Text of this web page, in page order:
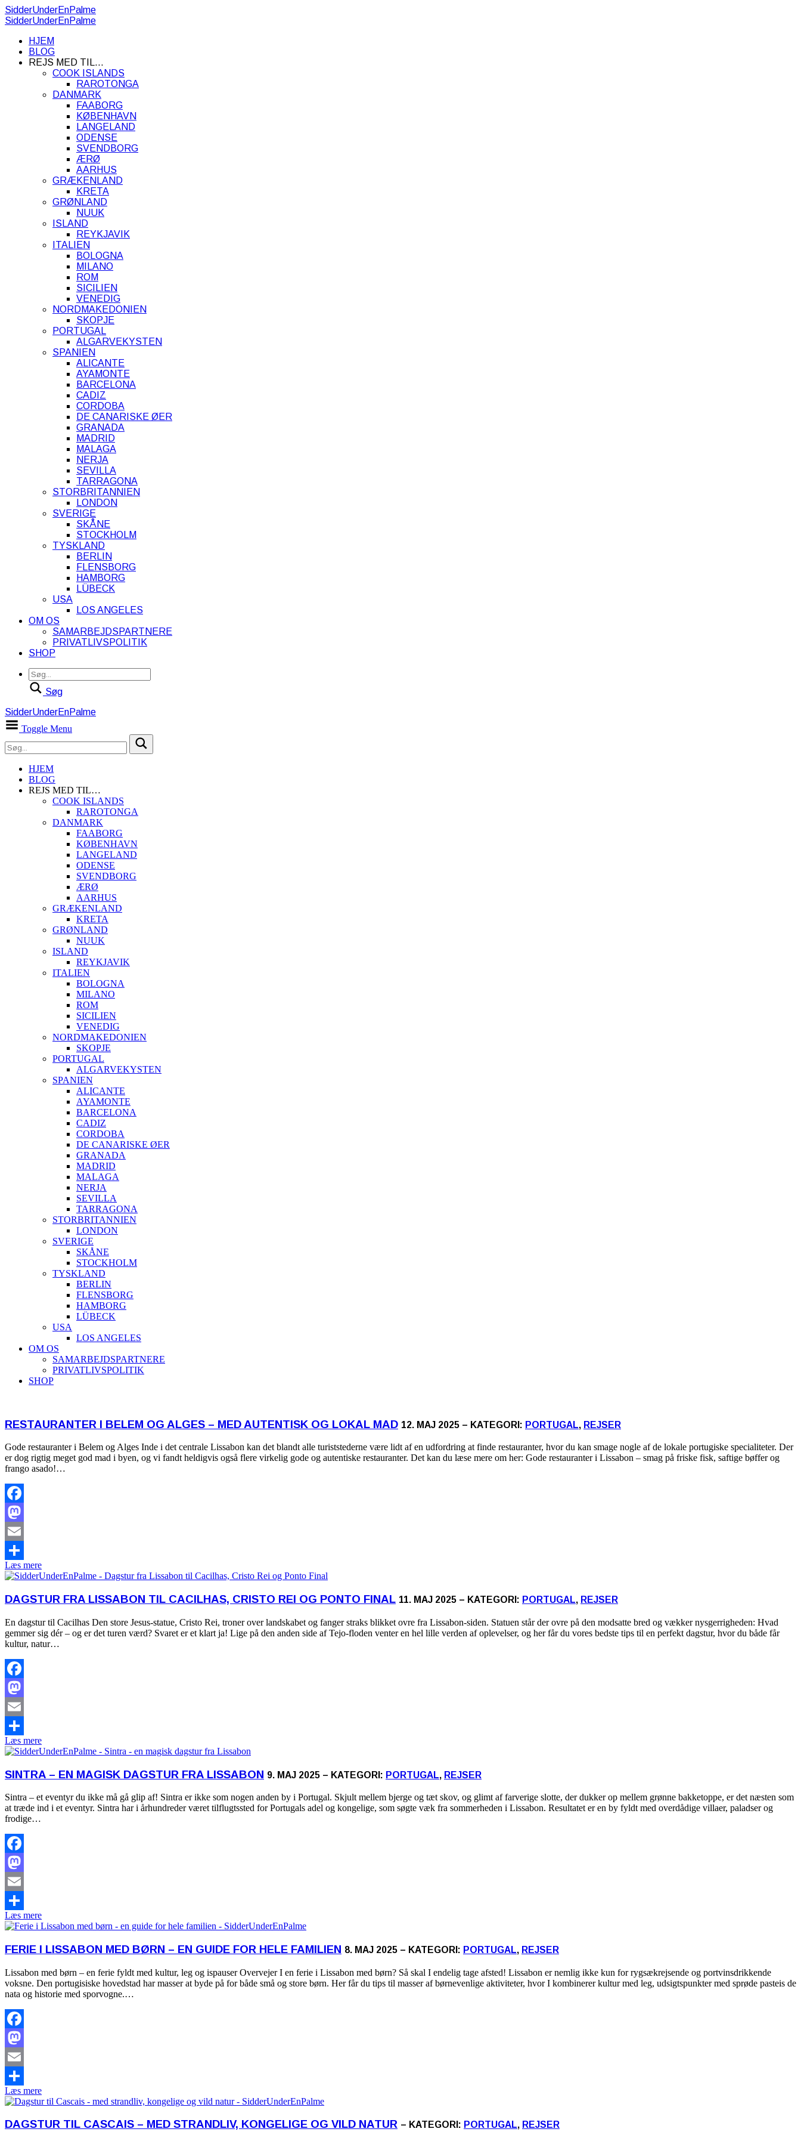
SidderUnderEnPalme
SidderUnderEnPalme
HJEM
BLOG
REJS MED TIL…
COOK ISLANDS
RAROTONGA
DANMARK
FAABORG
KØBENHAVN
LANGELAND
ODENSE
SVENDBORG
ÆRØ
AARHUS
GRÆKENLAND
KRETA
GRØNLAND
NUUK
ISLAND
REYKJAVIK
ITALIEN
BOLOGNA
MILANO
ROM
SICILIEN
VENEDIG
NORDMAKEDONIEN
SKOPJE
PORTUGAL
ALGARVEKYSTEN
SPANIEN
ALICANTE
AYAMONTE
BARCELONA
CADIZ
CORDOBA
DE CANARISKE ØER
GRANADA
MADRID
MALAGA
NERJA
SEVILLA
TARRAGONA
STORBRITANNIEN
LONDON
SVERIGE
SKÅNE
STOCKHOLM
TYSKLAND
BERLIN
FLENSBORG
HAMBORG
LÜBECK
USA
LOS ANGELES
OM OS
SAMARBEJDSPARTNERE
PRIVATLIVSPOLITIK
SHOP
Søg
SidderUnderEnPalme
Toggle Menu
HJEM
BLOG
REJS MED TIL…
COOK ISLANDS
RAROTONGA
DANMARK
FAABORG
KØBENHAVN
LANGELAND
ODENSE
SVENDBORG
ÆRØ
AARHUS
GRÆKENLAND
KRETA
GRØNLAND
NUUK
ISLAND
REYKJAVIK
ITALIEN
BOLOGNA
MILANO
ROM
SICILIEN
VENEDIG
NORDMAKEDONIEN
SKOPJE
PORTUGAL
ALGARVEKYSTEN
SPANIEN
ALICANTE
AYAMONTE
BARCELONA
CADIZ
CORDOBA
DE CANARISKE ØER
GRANADA
MADRID
MALAGA
NERJA
SEVILLA
TARRAGONA
STORBRITANNIEN
LONDON
SVERIGE
SKÅNE
STOCKHOLM
TYSKLAND
BERLIN
FLENSBORG
HAMBORG
LÜBECK
USA
LOS ANGELES
OM OS
SAMARBEJDSPARTNERE
PRIVATLIVSPOLITIK
SHOP
RESTAURANTER I BELEM OG ALGES – MED AUTENTISK OG LOKAL MAD 12. MAJ 2025 – KATEGORI: PORTUGAL, REJSER
Gode restauranter i Belem og Alges Inde i det centrale Lissabon kan det blandt alle turiststederne være lidt af en udfordring at finde restauranter, hvor du kan smage nogle af de lokale portugiske specialiteter. Der
er dog rigtig meget god mad i byen, og vi fandt heldigvis også flere virkelig gode og autentiske restauranter. Det kan du læse mere om her: Gode restauranter i Lissabon – smag på friske fisk, saftige bøffer og
frango asado!…
Facebook
Mastodon
Email
Share
Læs mere
DAGSTUR FRA LISSABON TIL CACILHAS, CRISTO REI OG PONTO FINAL 11. MAJ 2025 – KATEGORI: PORTUGAL, REJSER
En dagstur til Cacilhas Den store Jesus-statue, Cristo Rei, troner over landskabet og fanger straks blikket ovre fra Lissabon-siden. Statuen står der ovre på den modsatte bred og vækker nysgerrigheden: Hvad
gemmer sig dér – og er det turen værd? Svaret er et klart ja! Lige på den anden side af Tejo-floden venter en hel lille verden af oplevelser, og her får du vores bedste tips til en perfekt dagstur, hvor du både får
kultur, natur…
Facebook
Mastodon
Email
Share
Læs mere
SINTRA – EN MAGISK DAGSTUR FRA LISSABON 9. MAJ 2025 – KATEGORI: PORTUGAL, REJSER
Sintra – et eventyr du ikke må gå glip af! Sintra er ikke som nogen anden by i Portugal. Skjult mellem bjerge og tæt skov, og glimt af farverige slotte, der dukker op mellem grønne bakketoppe, er det næsten som
at træde ind i et eventyr. Sintra har i århundreder været tilflugtssted for Portugals adel og kongelige, som søgte væk fra sommerheden i Lissabon. Resultatet er en by fyldt med overdådige villaer, paladser og
frodige…
Facebook
Mastodon
Email
Share
Læs mere
FERIE I LISSABON MED BØRN – EN GUIDE FOR HELE FAMILIEN 8. MAJ 2025 – KATEGORI: PORTUGAL, REJSER
Lissabon med børn – en ferie fyldt med kultur, leg og ispauser Overvejer I en ferie i Lissabon med børn? Så skal I endelig tage afsted! Lissabon er nemlig ikke kun for rygsækrejsende og portvinsdrikkende
voksne. Den portugisiske hovedstad har masser at byde på for både små og store børn. Her får du tips til masser af børnevenlige aktiviteter, hvor I kombinerer kultur med leg, udsigtspunkter med sprøde pasteis de
nata og historie med sporvogne.…
Facebook
Mastodon
Email
Share
Læs mere
DAGSTUR TIL CASCAIS – MED STRANDLIV, KONGELIGE OG VILD NATUR – KATEGORI: PORTUGAL, REJSER